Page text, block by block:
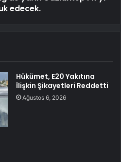
edecek.
Hükümet, E20 Yakıtına
İlişkin Şikayetleri Reddetti
Ağustos 6, 2026